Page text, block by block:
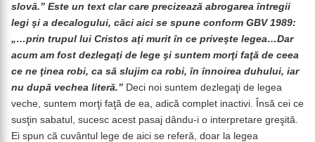
slovă.” Este un text clar care precizează abrogarea întregii
legi şi a decalogului, căci aici se spune conform GBV 1989:
„…prin trupul lui Cristos aţi murit în ce priveşte legea…Dar
acum am fost dezlegaţi de lege şi suntem morţi faţă de ceea
ce ne ţinea robi, ca să slujim ca robi, în înnoirea duhului, iar
nu după vechea literă.” Deci noi suntem dezlegaţi de legea
veche, suntem morţi faţă de ea, adică complet inactivi. Însă cei ce
susţin sabatul, sucesc acest pasaj dându-i o interpretare greşită.
Ei spun că cuvântul lege de aici se referă, doar la legea